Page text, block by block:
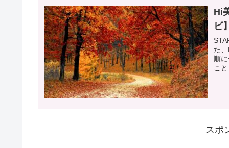
Hi
ビ】
た
順
こ
スポ